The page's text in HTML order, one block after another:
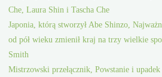
Che, Laura Shin i Tascha Che
Japonia, którą stworzył Abe Shinzo,
od pół wieku zmienił kraj na trzy wielkie
Smith
Mistrzowski przełącznik, Powstanie i